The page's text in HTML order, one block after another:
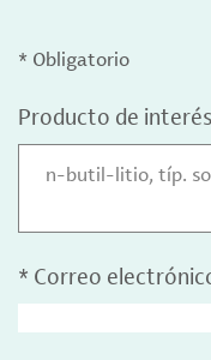
* Obligatorio
Producto de interés
n-butil-litio, típ.
* Correo